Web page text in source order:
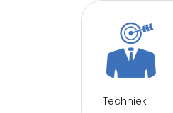
Techniek